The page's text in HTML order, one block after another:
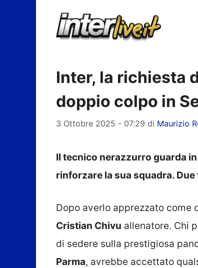
Inter, la richiesta
doppio colpo in
3 Ottobre 2025 - 07:29 di Maurizio
Il tecnico nerazzurro guarda
rinforzare la sua squadra.
Dopo averlo apprezzato come
Cristian Chivu allenatore. Chi
di sedere sulla prestigiosa
Parma, avrebbe accettato